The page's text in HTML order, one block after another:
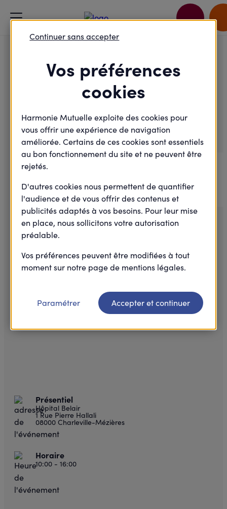
Accueil
Je passe à l'action
Une bouffée d'air pour vos mollets !
Handicap
Une bouffée d'air pour vos
mollets !
Présentiel
Hôpital Belair
1 Rue Pierre Hallali
08000 Charleville-Mézières
Horaire
10:00 - 16:00
Samedi
Octobre
Vos préférences
cookies
Harmonie Mutuelle exploite des cookies pour
vous offrir une expérience de navigation
améliorée. Certains de ces cookies sont essentiels
au bon fonctionnement du site et ne peuvent être
rejetés.
D'autres cookies nous permettent de quantifier
l'audience et de vous offrir des contenus et
publicités adaptés à vos besoins. Pour leur mise
en place, nous sollicitons votre autorisation
préalable.
Vos préférences peuvent être modifiées à tout
moment sur notre page de mentions légales.
Continuer sans accepter
Paramétrer Accepter et continuer